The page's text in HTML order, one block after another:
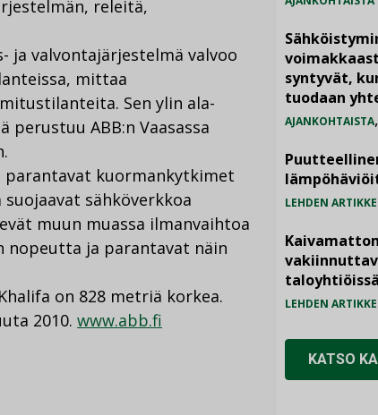
releitä,
ja valvontajärjestelmä valvoo
mittaa
Sen ylin ala-
perustuu ABB:n Vaasassa
parantavat kuormankytkimet
sähköverkkoa
muun muassa ilmanvaihtoa
ja parantavat näin
on 828 metriä korkea.
2010. www.abb.fi
syntyvät,
tuodaan
AJANKOHTAISTA,
LEHDEN
taloyhtiöissä
LEHDEN
KATSO